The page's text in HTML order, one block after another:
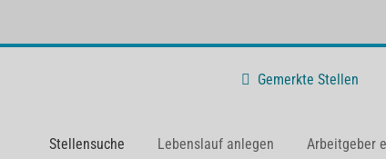
Gemerkte Stellen
Stellensuche Lebenslauf anlegen Arbeitgeber